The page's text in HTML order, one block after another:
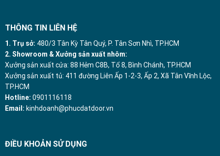
THÔNG TIN LIÊN HỆ
1. Trụ sở: 480/3 Tân Kỳ Tân Quý, P. Tân Sơn Nhì, TP.HCM
2. Showroom & Xưởng sản xuất nhôm:
Xưởng sản xuất cửa: 88 Hẻm C8B, Tổ 8, Bình Chánh, TP.HCM
Xưởng sản xuất tủ: 411 đường Liên Ấp 1-2-3, Ấp 2, Xã Tân Vĩnh Lộc,
TP.HCM
Hotline: 0901116118
Email: kinhdoanh@phucdatdoor.vn
ĐIỀU KHOẢN SỬ DỤNG